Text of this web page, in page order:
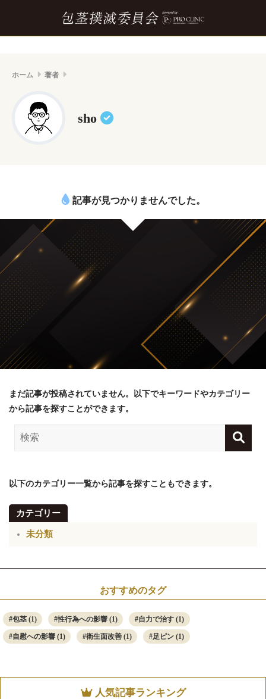
ホーム 著者
sho
記事が見つかりませんでした。
まだ記事が投稿されていません。以下でキーワードやカテゴリー
から記事を探すことができます。
以下のカテゴリー一覧から記事を探すこともできます。
カテゴリー
未分類
おすすめのタグ
包茎(1) 性行為への影響(1) 自力で治す(1)
自慰への影響(1) 衛生面改善(1) 足ピン(1)
人気記事ランキング